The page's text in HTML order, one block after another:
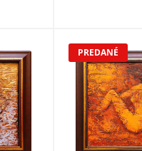
PREDANÉ